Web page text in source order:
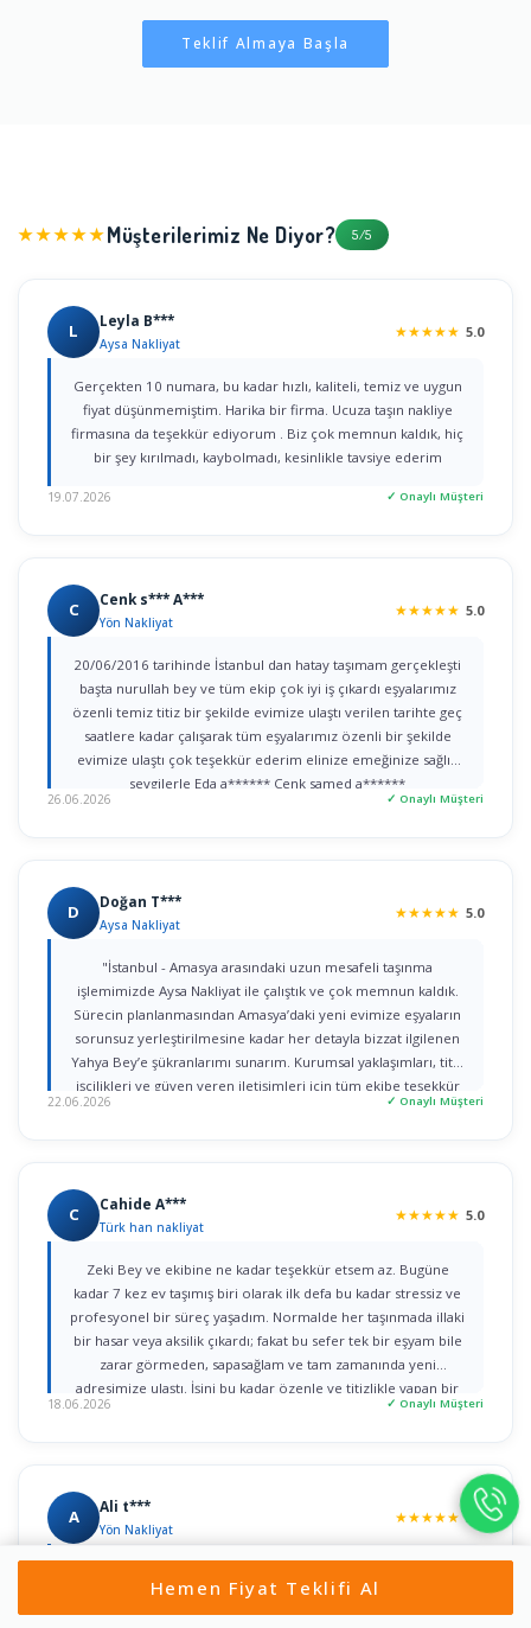
Teklif Almaya Başla
★★★★★Müşterilerimiz Ne Diyor? 5/5
L Leyla B***
Aysa Nakliyat
★★★★★ 5.0
Gerçekten 10 numara, bu kadar hızlı, kaliteli, temiz ve uygun
fiyat düşünmemiştim. Harika bir firma. Ucuza taşın nakliye
firmasına da teşekkür ediyorum . Biz çok memnun kaldık, hiç
bir şey kırılmadı, kaybolmadı, kesinlikle tavsiye ederim
19.07.2026 ✓ Onaylı Müşteri
C Cenk s*** A***
Yön Nakliyat
★★★★★ 5.0
20/06/2016 tarihinde İstanbul dan hatay taşımam gerçekleşti
başta nurullah bey ve tüm ekip çok iyi iş çıkardı eşyalarımız
özenli temiz titiz bir şekilde evimize ulaştı verilen tarihte geç
saatlere kadar çalışarak tüm eşyalarımız özenli bir şekilde
evimize ulaştı çok teşekkür ederim elinize emeğinize sağlık
sevgilerle Eda a****** Cenk samed a******
26.06.2026 ✓ Onaylı Müşteri
D Doğan T***
Aysa Nakliyat
★★★★★ 5.0
"İstanbul - Amasya arasındaki uzun mesafeli taşınma
işlemimizde Aysa Nakliyat ile çalıştık ve çok memnun kaldık.
Sürecin planlanmasından Amasya’daki yeni evimize eşyaların
sorunsuz yerleştirilmesine kadar her detayla bizzat ilgilenen
Yahya Bey’e şükranlarımı sunarım. Kurumsal yaklaşımları, titiz
işçilikleri ve güven veren iletişimleri için tüm ekibe teşekkür
22.06.2026 ✓ Onaylı Müşteri
C Cahide A***
Türk han nakliyat
★★★★★ 5.0
Zeki Bey ve ekibine ne kadar teşekkür etsem az. Bugüne
kadar 7 kez ev taşımış biri olarak ilk defa bu kadar stressiz ve
profesyonel bir süreç yaşadım. Normalde her taşınmada illaki
bir hasar veya aksilik çıkardı; fakat bu sefer tek bir eşyam bile
zarar görmeden, sapasağlam ve tam zamanında yeni
adresimize ulaştı. İşini bu kadar özenle ve titizlikle yapan bir
firmaya rastlamak gerçekten büyük şans. Herkese gönül
18.06.2026 ✓ Onaylı Müşteri
A Ali t***
Yön Nakliyat
★★★★★ 5.0
ve alâka dan dolayı kendilerine teşekkür ediyorum. bir taşıma
değil iki taşımayı aynı gün içerisinde yaptım ikisini de özenle
Hemen Fiyat Teklifi Al